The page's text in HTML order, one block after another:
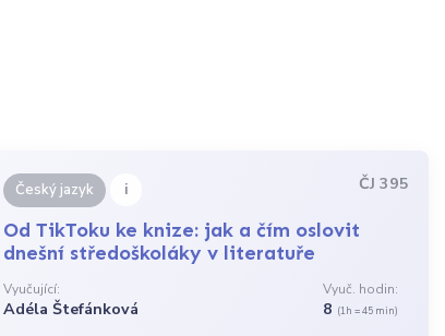
Český jazyk i ČJ 395
Od TikToku ke knize: jak a čím oslovit
dnešní středoškoláky v literatuře
Vyučující:
Adéla Štefánková
Vyuč. hodin:
8 (1h = 45 min)